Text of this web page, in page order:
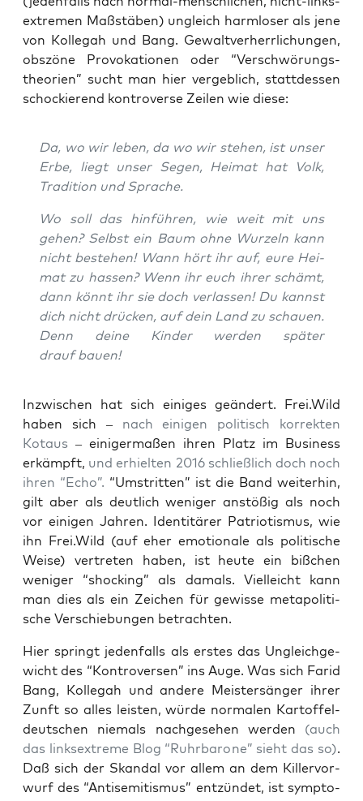
extre­men Maß­stä­ben) ungleich harm­lo­ser als jene
von Kol­le­gah und Bang. Gewalt­ver­herr­li­chun­gen,
obs­zö­ne Pro­vo­ka­tio­nen oder “Ver­schwö­rungs­
theo­rien” sucht man hier ver­geb­lich, statt­des­sen
scho­ckie­rend kon­tro­ver­se Zei­len wie diese:
Da, wo wir leben, da wo wir ste­hen, ist unser
Erbe, liegt unser Segen, Hei­mat hat Volk,
Tra­di­ti­on und Sprache.
Wo soll das hin­füh­ren, wie weit mit uns
gehen? Selbst ein Baum ohne Wur­zeln kann
nicht bestehen! Wann hört ihr auf, eure Hei­
mat zu has­sen? Wenn ihr euch ihrer schämt,
dann könnt ihr sie doch ver­las­sen! Du kannst
dich nicht drü­cken, auf dein Land zu schau­en.
Denn dei­ne Kin­der wer­den spä­ter
drauf bauen!
Inzwi­schen hat sich eini­ges geän­dert. Frei.Wild
haben sich – nach eini­gen poli­tisch kor­rek­ten
Kotaus – eini­ger­ma­ßen ihren Platz im Busi­ness
erkämpft, und erhiel­ten 2016 schließ­lich doch noch
ihren “Echo”. “Umstrit­ten” ist die Band wei­ter­hin,
gilt aber als deut­lich weni­ger anstö­ßig als noch
vor eini­gen Jah­ren. Iden­ti­tä­rer Patrio­tis­mus, wie
ihn Frei.Wild (auf eher emo­tio­na­le als poli­ti­sche
Wei­se) ver­tre­ten haben, ist heu­te ein biß­chen
weni­ger “sho­cking” als damals. Viel­leicht kann
man dies als ein Zei­chen für gewis­se meta­po­li­ti­
sche Ver­schie­bun­gen betrachten.
Hier springt jeden­falls als ers­tes das Ungleich­ge­
wicht des “Kon­tro­ver­sen” ins Auge. Was sich Farid
Bang, Kol­le­gah und ande­re Meis­ter­sän­ger ihrer
Zunft so alles leis­ten, wür­de nor­ma­len Kar­tof­fel­
deut­schen nie­mals nach­ge­se­hen wer­den (auch
das links­extre­me Blog “Ruhr­ba­ro­ne” sieht das so).
Daß sich der Skan­dal vor allem an dem Kil­ler­vor­
wurf des “Anti­se­mi­tis­mus” ent­zün­det, ist sym­pto­